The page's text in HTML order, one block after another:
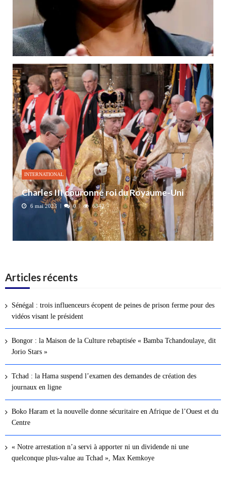
INTERNATIONAL
Charles III couronné roi du Royaume-Uni
6 mai 2023 0 6342
Articles récents
Sénégal : trois influenceurs écopent de peines de prison ferme pour des
vidéos visant le président
Bongor : la Maison de la Culture rebaptisée « Bamba Tchandoulaye, dit
Jorio Stars »
Tchad : la Hama suspend l’examen des demandes de création des
journaux en ligne
Boko Haram et la nouvelle donne sécuritaire en Afrique de l’Ouest et du
Centre
« Notre arrestation n’a servi à apporter ni un dividende ni une
quelconque plus-value au Tchad », Max Kemkoye